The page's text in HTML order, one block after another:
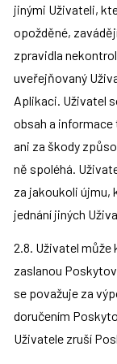
jinými Uživateli,
opožděné,
zpravidla
uveřejňovaný
Aplikaci. Uživatel
obsah a
ani za škody
ně spoléhá.
za jakoukoli újmu,
jednání jiných
2.8. Uživatel
zaslanou
se považuje za
doručením
Uživatele zruší